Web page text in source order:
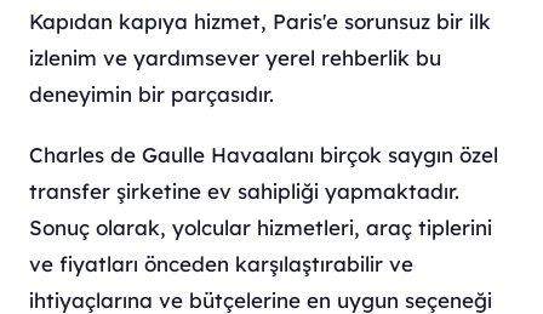
Kapıdan kapıya hizmet, Paris'e sorunsuz bir ilk
izlenim ve yardımsever yerel rehberlik bu
deneyimin bir parçasıdır.
Charles de Gaulle Havaalanı birçok saygın özel
transfer şirketine ev sahipliği yapmaktadır.
Sonuç olarak, yolcular hizmetleri, araç tiplerini
ve fiyatları önceden karşılaştırabilir ve
ihtiyaçlarına ve bütçelerine en uygun seçeneği